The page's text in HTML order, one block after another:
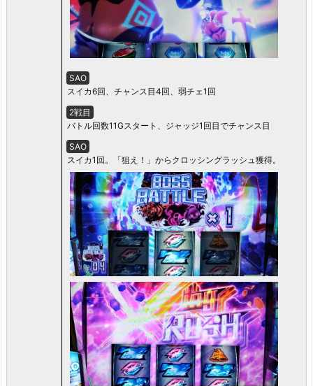
SAO
スイカ6回、チャンス目4回、弱チェ1回
2戦目
バトル回数11Gスタート、ジャッジ1回目でチャンス目
SAO
スイカ1回。「狙え！」からクロッシングラッシュ獲得。